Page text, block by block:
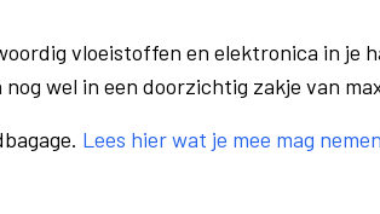
vloeistoffen en elektronica in
wel in een doorzichtig zakje van
Lees hier wat je mee mag